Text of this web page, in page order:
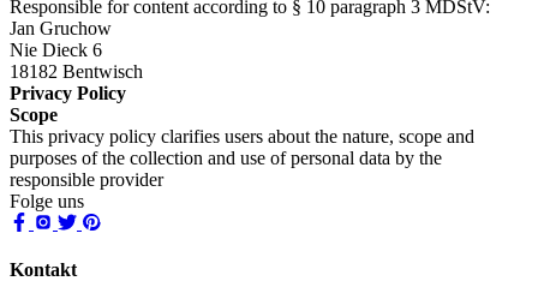
Responsible for content according to § 10 paragraph 3 MDStV:
Jan Gruchow
Nie Dieck 6
18182 Bentwisch
Privacy Policy
Scope
This privacy policy clarifies users about the nature, scope and
purposes of the collection and use of personal data by the
responsible provider
Folge uns
Kontakt